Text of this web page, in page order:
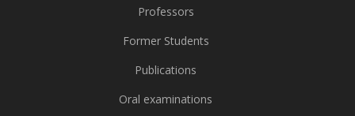
Professors
Former Students
Publications
Oral examinations